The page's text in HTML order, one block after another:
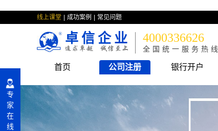
线上课堂 成功案例 常见问题
卓信企业 4000336626
全国统一服务热线
首页 公司注册 银行开户
专
家
在
线